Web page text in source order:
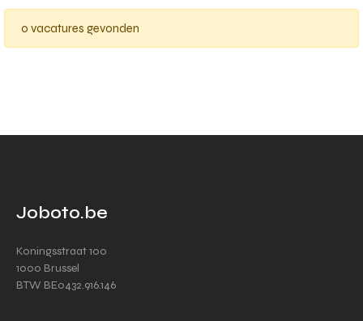
0 vacatures gevonden
Joboto.be
Koningsstraat 100
1000 Brussel
BTW BE0432.916.146